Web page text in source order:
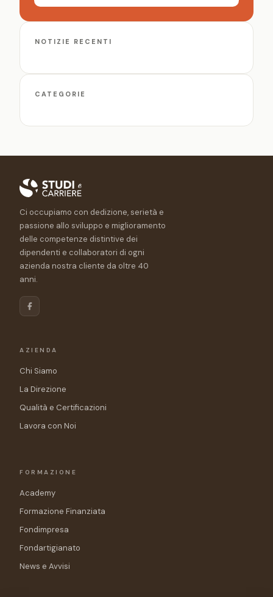
NOTIZIE RECENTI
CATEGORIE
Ci occupiamo con dedizione, serietà e
passione allo sviluppo e miglioramento
delle competenze distintive dei
dipendenti e collaboratori di ogni
azienda nostra cliente da oltre 40
anni.
AZIENDA
Chi Siamo
La Direzione
Qualità e Certificazioni
Lavora con Noi
FORMAZIONE
Academy
Formazione Finanziata
Fondimpresa
Fondartigianato
News e Avvisi